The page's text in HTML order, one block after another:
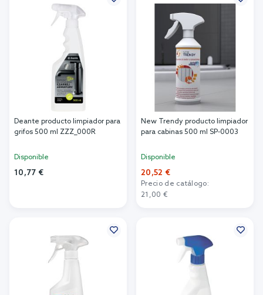
Deante producto limpiador para
grifos 500 ml ZZZ_000R
Disponible
10,77 €
New Trendy producto limpiador
para cabinas 500 ml SP-0003
Disponible
20,52 €
Precio de catálogo:
21,00 €